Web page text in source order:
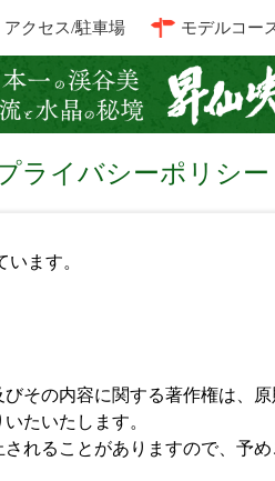
アクセス/駐車場 モデルコー
ライバシーポリシー
ます。
その内容に関する著作権は、
たいたします。
れることがありますので、予め